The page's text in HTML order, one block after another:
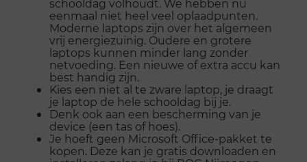
schooldag volhoudt. We hebben nu
eenmaal niet heel veel oplaadpunten.
Moderne laptops zijn over het algemeen
vrij energiezuinig. Oudere en grotere
laptops kunnen minder lang zonder
netvoeding. Een nieuwe of extra accu kan
best handig zijn.
Kies een niet al te zware laptop, je draagt
je laptop de hele schooldag bij je.
Denk ook aan een bescherming van je
device (een tas of hoes).
Je hoeft geen Microsoft Office-pakket te
kopen. Deze kan je gratis downloaden en